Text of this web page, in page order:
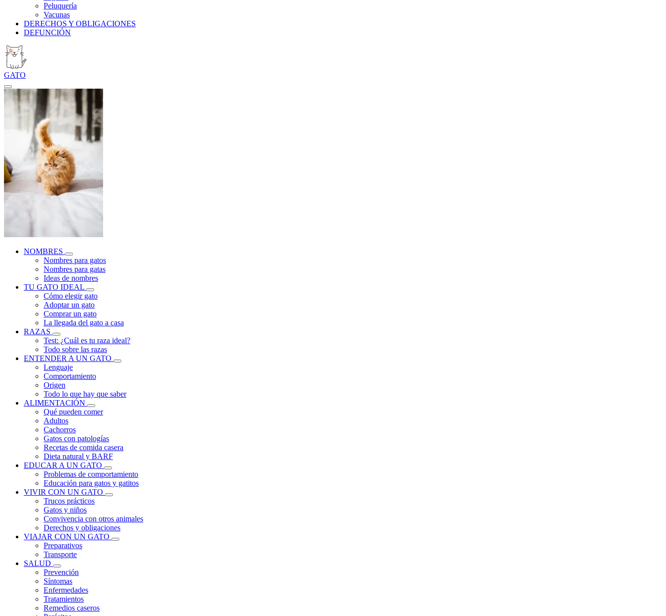
Peluquería
Vacunas
DERECHOS Y OBLIGACIONES
DEFUNCIÓN
GATO
NOMBRES
Nombres para gatos
Nombres para gatas
Ideas de nombres
TU GATO IDEAL
Cómo elegir gato
Adoptar un gato
Comprar un gato
La llegada del gato a casa
RAZAS
Test: ¿Cuál es tu raza ideal?
Todo sobre las razas
ENTENDER A UN GATO
Lenguaje
Comportamiento
Origen
Todo lo que hay que saber
ALIMENTACIÓN
Qué pueden comer
Adultos
Cachorros
Gatos con patologías
Recetas de comida casera
Dieta natural y BARF
EDUCAR A UN GATO
Problemas de comportamiento
Educación para gatos y gatitos
VIVIR CON UN GATO
Trucos prácticos
Gatos y niños
Convivencia con otros animales
Derechos y obligaciones
VIAJAR CON UN GATO
Preparativos
Transporte
SALUD
Prevención
Síntomas
Enfermedades
Tratamientos
Remedios caseros